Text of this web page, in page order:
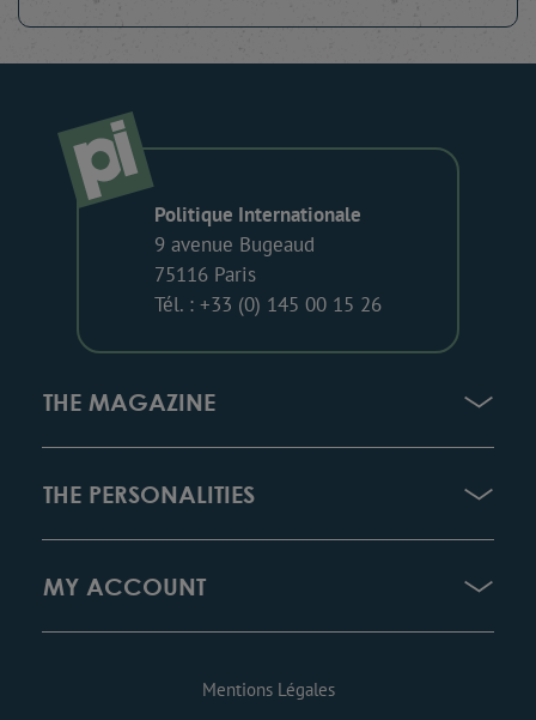
Politique Internationale
9 avenue Bugeaud
75116 Paris
Tél. : +33 (0) 145 00 15 26
THE MAGAZINE
THE PERSONALITIES
MY ACCOUNT
Mentions Légales